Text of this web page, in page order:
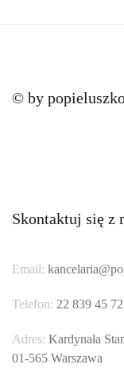
© by
Skontaktuj się z
Email:
Telefon: 22 839 45 72
Adres: Kardynała
01-565 Warszawa